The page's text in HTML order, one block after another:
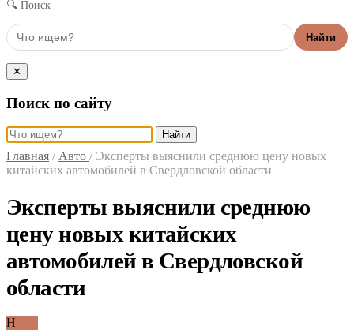
🔍 Поиск
Найти
✕
Поиск по сайту
Найти
Главная / Авто / Эксперты выяснили среднюю цену новых
китайских автомобилей в Свердловской области
Эксперты выяснили среднюю
цену новых китайских
автомобилей в Свердловской
области
Н